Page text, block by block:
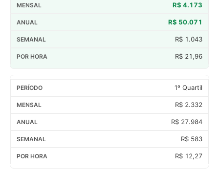
R$ 4.173
R$ 50.071
R$ 1.043
R$ 21,96
1º Quartil
R$ 2.332
R$ 27.984
R$ 583
R$ 12,27